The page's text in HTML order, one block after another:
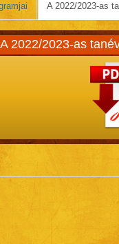
A 2022/2023-as
A 2022/2023-as